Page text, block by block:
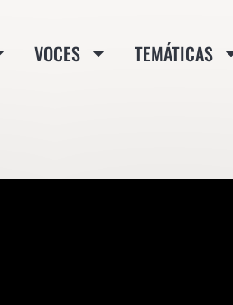
VOCES TEMÁTICAS